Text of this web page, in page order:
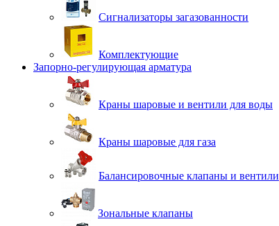
Сигнализаторы загазованности
Комплектующие
Запорно-регулирующая арматура
Краны шаровые и вентили для воды
Краны шаровые для газа
Балансировочные клапаны и вентили
Зональные клапаны